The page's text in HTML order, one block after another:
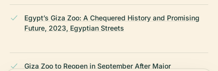
Egypt’s Giza Zoo: A Chequered History and Promising
Future, 2023, Egyptian Streets
Giza Zoo to Reopen in September After Major